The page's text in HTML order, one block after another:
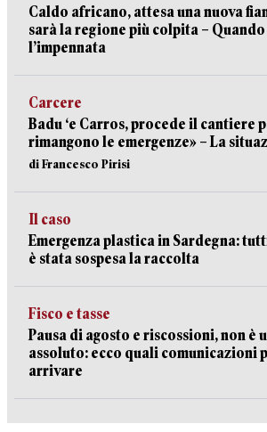
Caldo africano, attesa una nuova
sarà la regione più colpita –
l’impennata
Carcere
Badu ‘e Carros, procede il cantiere
rimangono le emergenze» – La
di Francesco Pirisi
Il caso
Emergenza plastica in Sardegna:
è stata sospesa la raccolta
Fisco e tasse
Pausa di agosto e riscossioni, non è
assoluto: ecco quali comunicazioni
arrivare